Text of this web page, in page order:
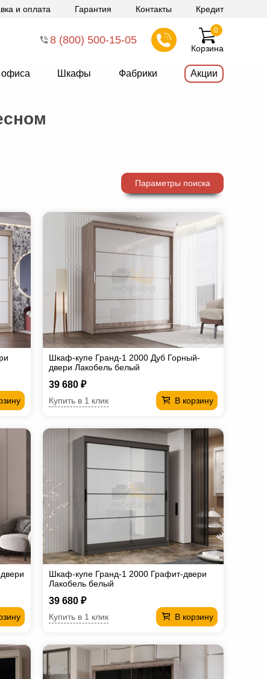
и оплата Гарантия Контакты Кредит
8 (800) 500-15-05
Корзина
0
Шкафы Фабрики Акции
Параметры поиска
Шкаф-купе Гранд-1 2000 Дуб Горный-
двери Лакобель белый
39 680 ₽
В корзину
Купить в 1 клик
Шкаф-купе Гранд-1 2000 Графит-двери
Лакобель белый
39 680 ₽
В корзину
Купить в 1 клик